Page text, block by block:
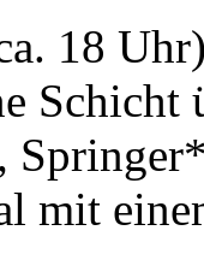
18
Schicht
mit